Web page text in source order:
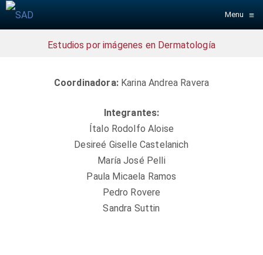
Menu ≡
Estudios por imágenes en Dermatología
Coordinadora:Karina Andrea Ravera
Integrantes:
Ítalo Rodolfo Aloise
Desireé Giselle Castelanich
María José Pelli
Paula Micaela Ramos
Pedro Rovere
Sandra Suttin